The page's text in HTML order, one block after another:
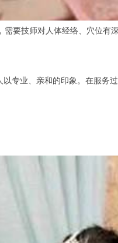
要技师对人体经络、穴位有
专业、亲和的印象。在服务